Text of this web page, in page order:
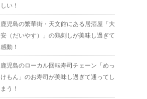
しい！
鹿児島の繁華街・天文館にある居酒屋「大
安（だいやす）」の鶏刺しが美味し過ぎて
感動！
鹿児島のローカル回転寿司チェーン「めっ
けもん」のお寿司が美味し過ぎて通ってし
まう！